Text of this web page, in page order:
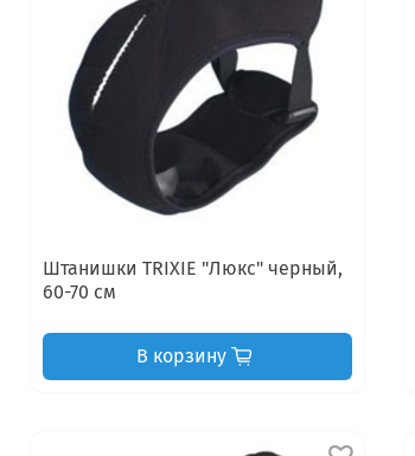
Штанишки TRIXIE "Люкс" черный,
60-70 см
В корзину